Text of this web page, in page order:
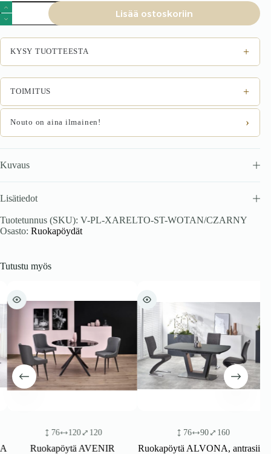
Jatkettava
ruokapöytä
ALETTOA
–
musta
tammijäljitelmä
määrä
Lisää ostoskoriin
KYSY TUOTTEESTA +
TOIMITUS +
Nouto on aina ilmainen! ›
Kuvaus
Lisätiedot
Tuotetunnus (SKU): V-PL-XARELTO-ST-WOTAN/CZARNY
Osasto: Ruokapöydät
Tutustu myös
76 120 120
Ruokapöytä AVENIR
76 90 160
Ruokapöytä ALVONA, antrasiitti